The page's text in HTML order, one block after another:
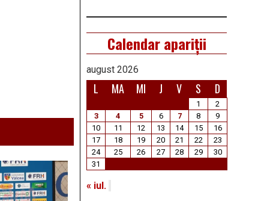
Calendar apariții
august 2026
L MA MI J V S D
1
2
3
4 5 6 7 8
9
10
11 12 13 14 15
16
17
18 19 20 21 22
23
24
25 26 27 28 29
30
31
« iul.